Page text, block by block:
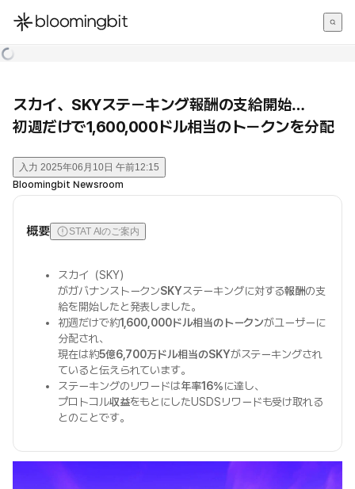
한국어
スカイ、SKYステーキング報酬の支給開始…
初週だけで1,600,000ドル相当のトークンを分配
入力 2025年06月10日 午前12:15
Bloomingbit Newsroom
概要 STAT AIのご案内
スカイ（SKY）
がガバナンストークンSKYステーキングに対する報酬の支
給を開始したと発表しました。
初週だけで約1,600,000ドル相当のトークンがユーザーに
分配され、
現在は約5億6,700万ドル相当のSKYがステーキングされ
ていると伝えられています。
ステーキングのリワードは年率16%に達し、
プロトコル収益をもとにしたUSDSリワードも受け取れる
とのことです。